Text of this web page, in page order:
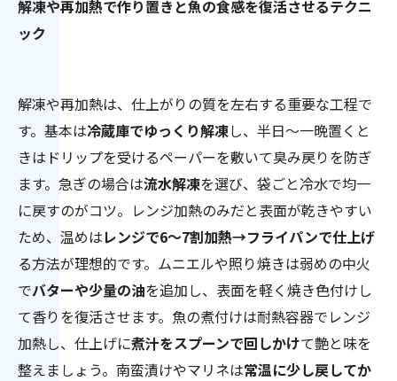
解凍や再加熱で作り置きと魚の食感を復活させるテクニ
ック
解凍や再加熱は、仕上がりの質を左右する重要な工程で
す。基本は冷蔵庫でゆっくり解凍し、半日〜一晩置くと
きはドリップを受けるペーパーを敷いて臭み戻りを防ぎ
ます。急ぎの場合は流水解凍を選び、袋ごと冷水で均一
に戻すのがコツ。レンジ加熱のみだと表面が乾きやすい
ため、温めはレンジで6〜7割加熱→フライパンで仕上げ
る方法が理想的です。ムニエルや照り焼きは弱めの中火
でバターや少量の油を追加し、表面を軽く焼き色付けし
て香りを復活させます。魚の煮付けは耐熱容器でレンジ
加熱し、仕上げに煮汁をスプーンで回しかけて艶と味を
整えましょう。南蛮漬けやマリネは常温に少し戻してか